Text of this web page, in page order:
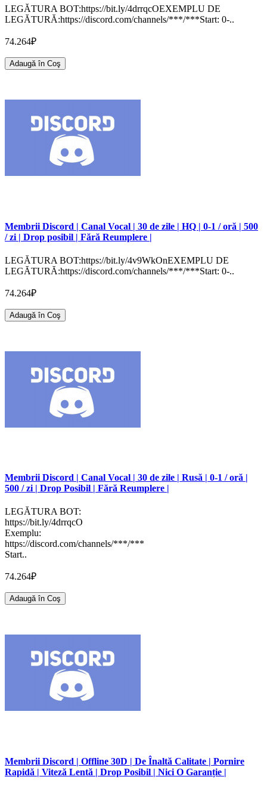
LEGĂTURA BOT:https://bit.ly/4drrqcOEXEMPLU DE
LEGĂTURĂ:https://discord.com/channels/***/***Start: 0-..
74.264₽
Adaugă în Coş
Membrii Discord | Canal Vocal | 30 de zile | HQ | 0-1 / oră | 500
/ zi | Drop posibil | Fără Reumplere |
LEGĂTURA BOT:https://bit.ly/4v9WkOnEXEMPLU DE
LEGĂTURĂ:https://discord.com/channels/***/***Start: 0-..
74.264₽
Adaugă în Coş
Membrii Discord | Canal Vocal | 30 de zile | Rusă | 0-1 / oră |
500 / zi | Drop Posibil | Fără Reumplere |
LEGĂTURA BOT:
https://bit.ly/4drrqcO
Exemplu:
https://discord.com/channels/***/***
Start..
74.264₽
Adaugă în Coş
Membrii Discord | Offline 30D | De Înaltă Calitate | Pornire
Rapidă | Viteză Lentă | Drop Posibil | Nici O Garanție |